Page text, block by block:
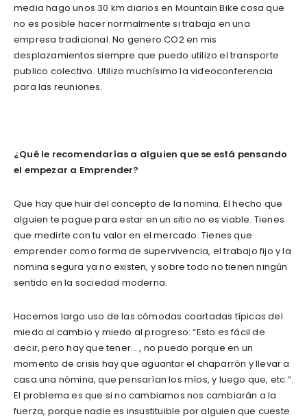
media hago unos 30 km diarios en Mountain Bike cosa que
no es posible hacer normalmente si trabaja en una
empresa tradicional. No genero CO2 en mis
desplazamientos siempre que puedo utilizo el transporte
publico colectivo. Utilizo muchísimo la videoconferencia
para las reuniones.
¿Qué le recomendarías a alguien que se está pensando
el empezar a Emprender?
Que hay que huir del concepto de la nomina. El hecho que
alguien te pague para estar en un sitio no es viable. Tienes
que medirte con tu valor en el mercado. Tienes que
emprender como forma de supervivencia, el trabajo fijo y la
nomina segura ya no existen, y sobre todo no tienen ningún
sentido en la sociedad moderna.
Hacemos largo uso de las cómodas coartadas típicas del
miedo al cambio y miedo al progreso: “Esto es fácil de
decir, pero hay que tener… , no puedo porque en un
momento de crisis hay que aguantar el chaparrón y llevar a
casa una nómina, que pensarían los míos, y luego que, etc.”.
El problema es que si no cambiamos nos cambiarán a la
fuerza, porque nadie es insustituible por alguien que cueste